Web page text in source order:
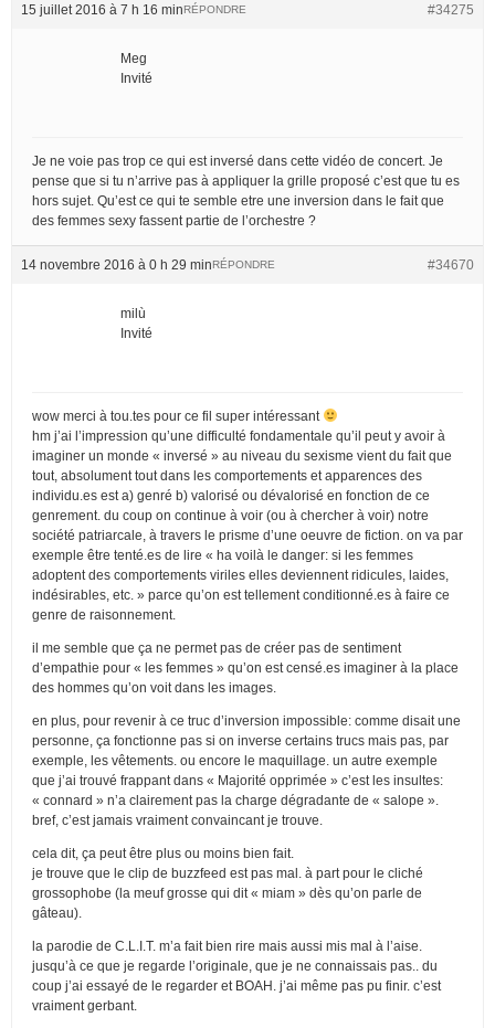
15 juillet 2016 à 7 h 16 min #34275
RÉPONDRE
Meg
Invité
Je ne voie pas trop ce qui est inversé dans cette vidéo de concert. Je
pense que si tu n’arrive pas à appliquer la grille proposé c’est que tu es
hors sujet. Qu’est ce qui te semble etre une inversion dans le fait que
des femmes sexy fassent partie de l’orchestre ?
14 novembre 2016 à 0 h 29 min #34670
RÉPONDRE
milù
Invité
wow merci à tou.tes pour ce fil super intéressant
hm j’ai l’impression qu’une difficulté fondamentale qu’il peut y avoir à
imaginer un monde « inversé » au niveau du sexisme vient du fait que
tout, absolument tout dans les comportements et apparences des
individu.es est a) genré b) valorisé ou dévalorisé en fonction de ce
genrement. du coup on continue à voir (ou à chercher à voir) notre
société patriarcale, à travers le prisme d’une oeuvre de fiction. on va par
exemple être tenté.es de lire « ha voilà le danger: si les femmes
adoptent des comportements viriles elles deviennent ridicules, laides,
indésirables, etc. » parce qu’on est tellement conditionné.es à faire ce
genre de raisonnement.
il me semble que ça ne permet pas de créer pas de sentiment
d’empathie pour « les femmes » qu’on est censé.es imaginer à la place
des hommes qu’on voit dans les images.
en plus, pour revenir à ce truc d’inversion impossible: comme disait une
personne, ça fonctionne pas si on inverse certains trucs mais pas, par
exemple, les vêtements. ou encore le maquillage. un autre exemple
que j’ai trouvé frappant dans « Majorité opprimée » c’est les insultes:
« connard » n’a clairement pas la charge dégradante de « salope ».
bref, c’est jamais vraiment convaincant je trouve.
cela dit, ça peut être plus ou moins bien fait.
je trouve que le clip de buzzfeed est pas mal. à part pour le cliché
grossophobe (la meuf grosse qui dit « miam » dès qu’on parle de
gâteau).
la parodie de C.L.I.T. m’a fait bien rire mais aussi mis mal à l’aise.
jusqu’à ce que je regarde l’originale, que je ne connaissais pas.. du
coup j’ai essayé de le regarder et BOAH. j’ai même pas pu finir. c’est
vraiment gerbant.